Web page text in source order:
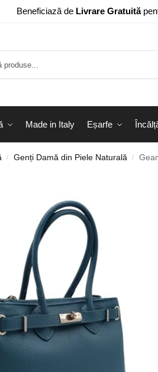
Beneficiază de Livrare Gratuită
Made in Italy Eșarfe
/ Genți Damă din Piele Naturală /